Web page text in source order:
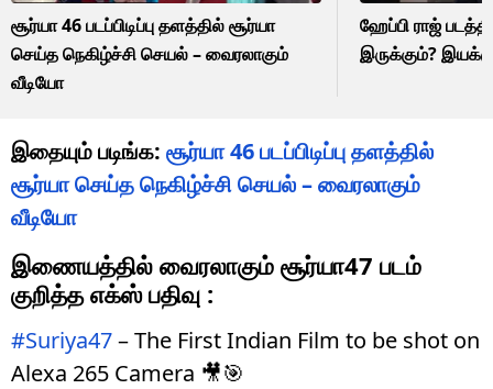
சூர்யா 46 படப்பிடிப்பு தளத்தில் சூர்யா
செய்த நெகிழ்ச்சி செயல் – வைரலாகும்
வீடியோ
ஹேப்பி ராஜ்
இருக்கும்?
இதையும் படிங்க: சூர்யா 46 படப்பிடிப்பு தளத்தில்
சூர்யா செய்த நெகிழ்ச்சி செயல் – வைரலாகும்
வீடியோ
இணையத்தில் வைரலாகும் சூர்யா47 படம்
குறித்த எக்ஸ் பதிவு :
#Suriya47– The First Indian Film to be shot on
Alexa 265 Camera 🎥🎯